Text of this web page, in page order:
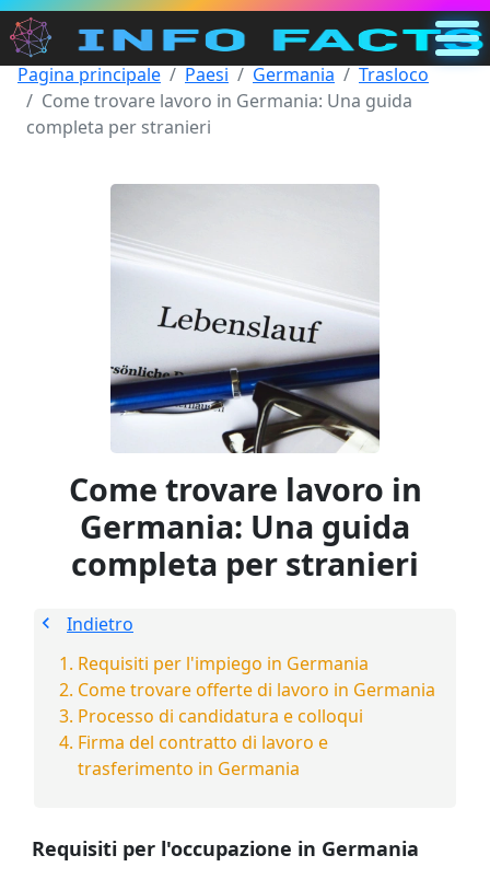
Principale
Pagina principale Paesi Germania
Trasloco
Come trovare lavoro in Germania: Una guida
completa per stranieri
Come trovare lavoro in
Germania: Una guida
completa per stranieri
Indietro
Requisiti per l'impiego in Germania
Come trovare offerte di lavoro in Germania
Processo di candidatura e colloqui
Firma del contratto di lavoro e
trasferimento in Germania
Requisiti per l'occupazione in Germania